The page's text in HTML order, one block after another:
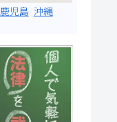
鹿児島 沖縄